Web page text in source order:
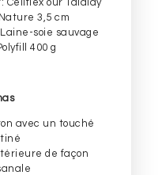
Cellflex our Talalay
3,5 cm
soie sauvage
400 g
avec un touché
de façon